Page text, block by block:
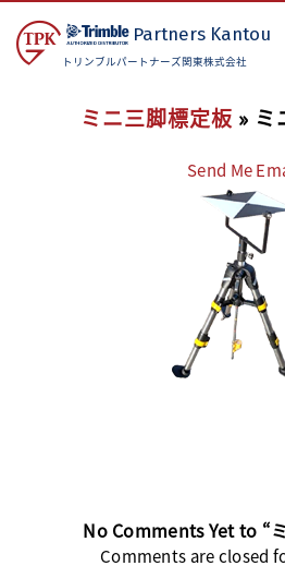
Partners Kantou
トリンブルパートナーズ関東株式会社
ミニ三脚標定板 » ミ
Send Me
No Comments Yet to “
Comments are closed